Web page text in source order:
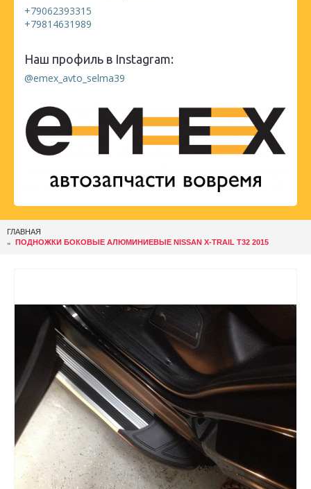
+79062393315
+79814631989
Наш профиль в Instagram:
@emex_avto_selma39
ГЛАВНАЯ
ПОДНОЖКИ БОКОВЫЕ АЛЮМИНИЕВЫЕ NISSAN X-TRAIL T32 2015